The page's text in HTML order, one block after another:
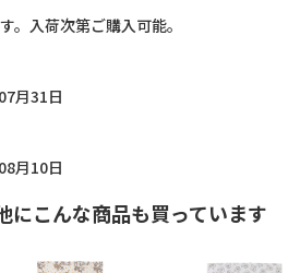
。入荷次第ご購入可能。
月31日
月10日
にこんな商品も買っています